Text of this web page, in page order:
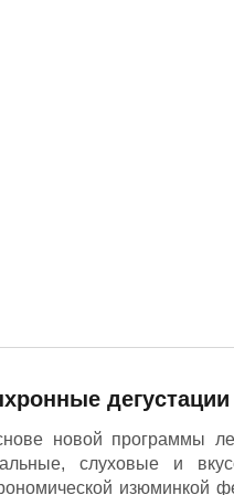
новой программы
слуховые и
изюминкой